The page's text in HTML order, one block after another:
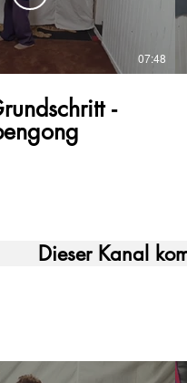
07:48
-
Dieser Kanal